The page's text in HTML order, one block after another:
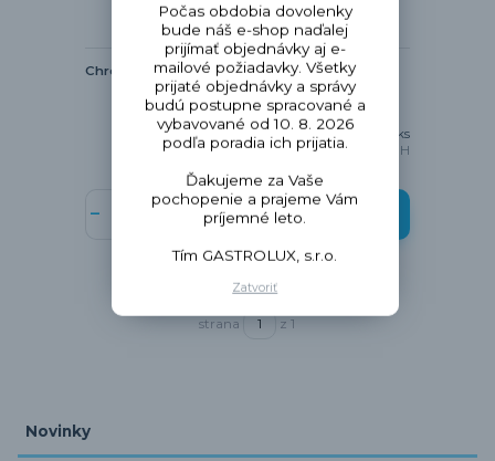
Chromol 500ml
13,41 €
ks
10,90 €
bez DPH
Pridať do košíka
strana z 1
Novinky
Počas obdobia dovolenky
bude náš e-shop naďalej
prijímať objednávky aj e-
mailové požiadavky. Všetky
prijaté objednávky a správy
budú postupne spracované a
vybavované od 10. 8. 2026
podľa poradia ich prijatia.
Ďakujeme za Vaše
pochopenie a prajeme Vám
príjemné leto.
Tím GASTROLUX, s.r.o.
Zatvoriť